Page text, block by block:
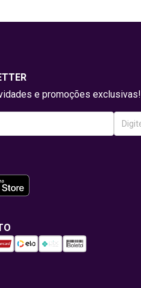
e promoções exclusivas!